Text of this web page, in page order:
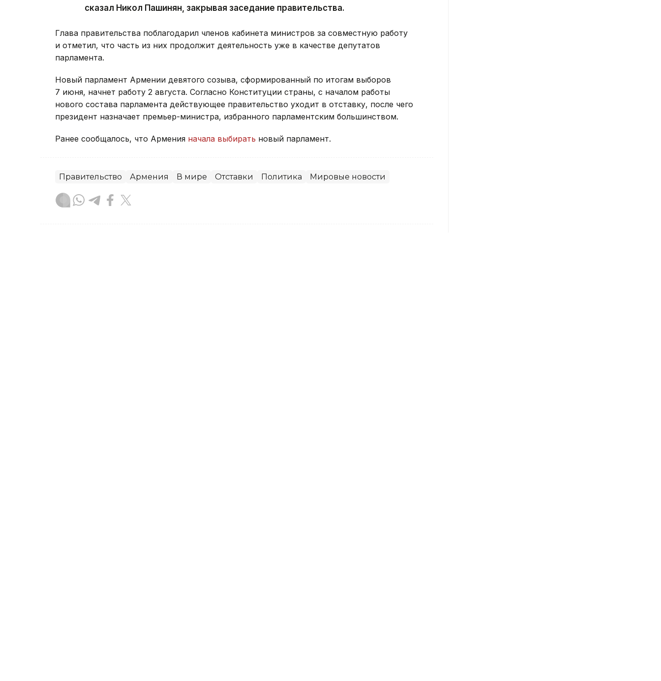
сказал Никол Пашинян, закрывая заседание правительства.
Глава правительства поблагодарил членов кабинета министров за совместную работу
и отметил, что часть из них продолжит деятельность уже в качестве депутатов
парламента.
Новый парламент Армении девятого созыва, сформированный по итогам выборов
7 июня, начнет работу 2 августа. Согласно Конституции страны, с началом работы
нового состава парламента действующее правительство уходит в отставку, после чего
президент назначает премьер-министра, избранного парламентским большинством.
Ранее сообщалось, что Армения начала выбирать новый парламент.
Правительство Армения В мире Отставки Политика Мировые новости